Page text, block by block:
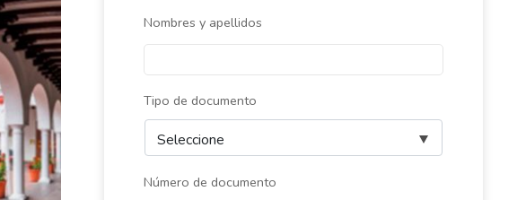
Nombres y apellidos
Tipo de documento
Número de documento